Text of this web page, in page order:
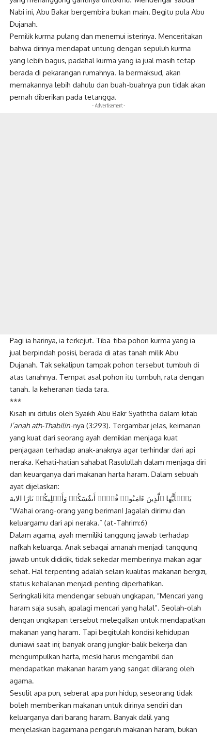
Nabi ini, Abu Bakar bergembira bukan main. Begitu pula Abu
Dujanah.
Pemilik kurma pulang dan menemui isterinya. Menceritakan
bahwa dirinya mendapat untung dengan sepuluh kurma
yang lebih bagus, padahal kurma yang ia jual masih tetap
berada di pekarangan rumahnya. Ia bermaksud, akan
memakannya lebih dahulu dan buah-buahnya pun tidak akan
pernah diberikan pada tetangga.
- Advertisement -
Pagi ia harinya, ia terkejut. Tiba-tiba pohon kurma yang ia
jual berpindah posisi, berada di atas tanah milik Abu
Dujanah. Tak sekalipun tampak pohon tersebut tumbuh di
atas tanahnya. Tempat asal pohon itu tumbuh, rata dengan
tanah. Ia keheranan tiada tara.
***
Kisah ini ditulis oleh Syaikh Abu Bakr Syaththa dalam kitab
I’anah ath-Thabilin-nya (3:293). Tergambar jelas, keimanan
yang kuat dari seorang ayah demikian menjaga kuat
penjagaan terhadap anak-anaknya agar terhindar dari api
neraka. Kehati-hatian sahabat Rasulullah dalam menjaga diri
dan keuarganya dari makanan harta haram. Dalam sebuah
ayat dijelaskan:
یَـٰۤأَیُّهَا ٱلَّذِینَ ءَامَنُوا۟ قُوۤا۟ أَنفُسَكُمۡ وَأَهۡلِیكُمۡ نَارًا الاية
“Wahai orang-orang yang beriman! Jagalah dirimu dan
keluargamu dari api neraka.” (at-Tahrim:6)
Dalam agama, ayah memiliki tanggung jawab terhadap
nafkah keluarga. Anak sebagai amanah menjadi tanggung
jawab untuk dididik, tidak sekedar memberinya makan agar
sehat. Hal terpenting adalah selain kualitas makanan bergizi,
status kehalanan menjadi penting diperhatikan.
Seringkali kita mendengar sebuah ungkapan, “Mencari yang
haram saja susah, apalagi mencari yang halal”. Seolah-olah
dengan ungkapan tersebut melegalkan untuk mendapatkan
makanan yang haram. Tapi begitulah kondisi kehidupan
duniawi saat ini; banyak orang jungkir-balik bekerja dan
mengumpulkan harta, meski harus mengambil dan
mendapatkan makanan haram yang sangat dilarang oleh
agama.
Sesulit apa pun, seberat apa pun hidup, seseorang tidak
boleh memberikan makanan untuk dirinya sendiri dan
keluarganya dari barang haram. Banyak dalil yang
menjelaskan bagaimana pengaruh makanan haram, bukan